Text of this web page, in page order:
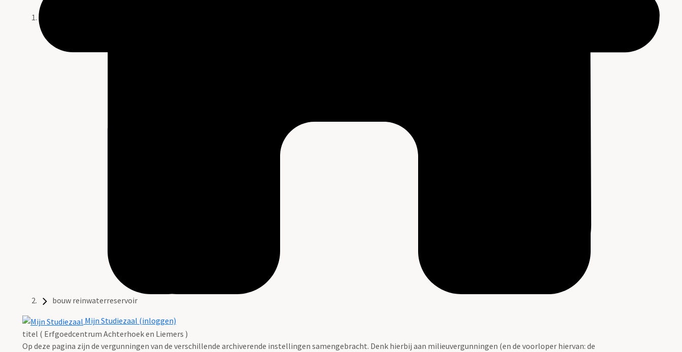
bouw reinwaterreservoir
Mijn Studiezaal (inloggen)
titel ( Erfgoedcentrum Achterhoek en Liemers )
Op deze pagina zijn de vergunningen van de verschillende archiverende instellingen samengebracht. Denk hierbij aan milieuvergunningen (en de voorloper hiervan: de